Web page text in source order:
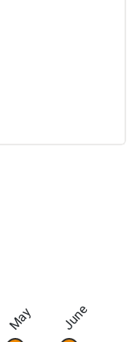
May June